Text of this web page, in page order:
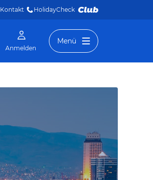
Kontakt HolidayCheck
Anmelden
Menü